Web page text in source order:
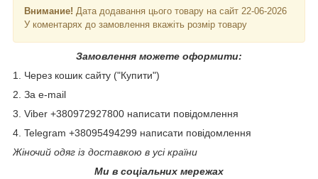
Внимание! Дата додавання цього товару на сайт 22-06-2026
У коментарях до замовлення вкажіть розмір товару
Замовлення можете оформити:
1. Через кошик сайту ("Купити")
2. За e-mail
3. Viber +380972927800 написати повідомлення
4. Telegram +38095494299 написати повідомлення
Жіночий одяг із доставкою в усі країни
Ми в соціальних мережах